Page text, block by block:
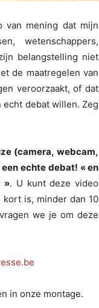
van mening dat mijn
wetenschappers,
belangstelling niet
de maatregelen van
veroorzaakt, of dat
debat willen. Zeg
(camera, webcam,
echte debat! « en
». U kunt deze video
is, minder dan 10
we je om deze
in onze montage.